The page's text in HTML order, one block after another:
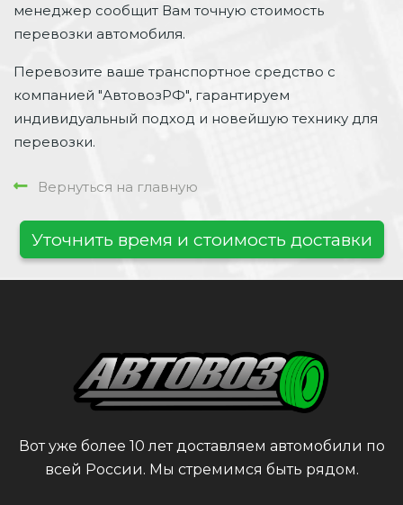
менеджер сообщит Вам точную стоимость
перевозки автомобиля.
Перевозите ваше транспортное средство с
компанией "АвтовозРФ", гарантируем
индивидуальный подход и новейшую технику для
перевозки.
Вернуться на главную
Уточнить время и стоимость доставки
Вот уже более 10 лет доставляем автомобили по
всей России. Мы стремимся быть рядом.